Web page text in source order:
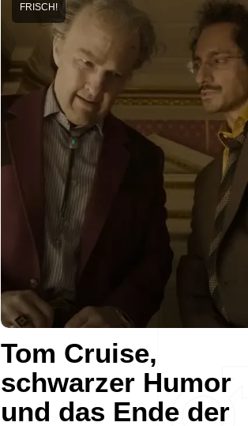
Tom Cruise,
schwarzer Humor
und das Ende der
FRISCH!